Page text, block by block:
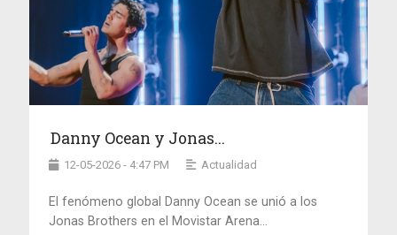
Danny Ocean y Jonas...
12-05-2026 - 4:47 PM Actualidad
El fenómeno global Danny Ocean se unió a los
Jonas Brothers en el Movistar Arena...